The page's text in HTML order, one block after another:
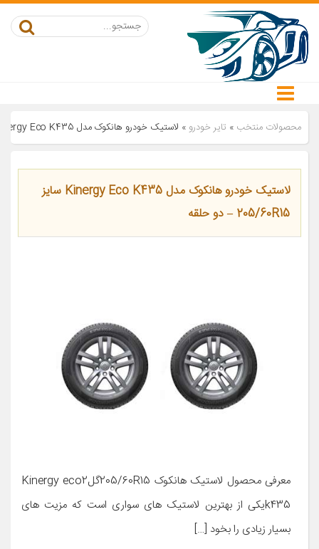
محصولات منتخب » تایر خودرو » لاستیک خودرو هانکوک مدل Kinergy Eco K435 سایز 205/60R15 – دو حلقه
لاستیک خودرو هانکوک مدل Kinergy Eco K435 سایز
205/60R15 – دو حلقه
معرفی محصول لاستیک هانکوک 205/60R15گلKinergy eco2
k435یکی از بهترین لاستیک های سواری است که مزیت های
بسیار زیادی را بخود […]